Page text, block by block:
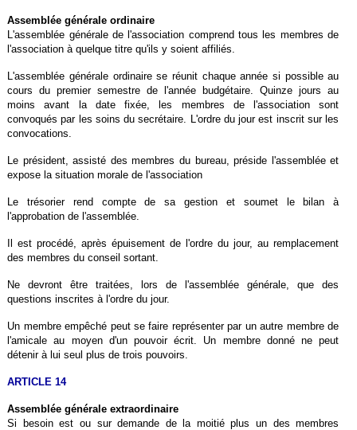
Assemblée générale ordinaire
L'assemblée générale de l'association comprend tous les membres de
l'association à quelque titre qu'ils y soient affiliés.
L'assemblée générale ordinaire se réunit chaque année si possible au
cours du premier semestre de l'année budgétaire. Quinze jours au
moins avant la date fixée, les membres de l'association sont
convoqués par les soins du secrétaire. L'ordre du jour est inscrit sur les
convocations.
Le président, assisté des membres du bureau, préside l'assemblée et
expose la situation morale de l'association
Le trésorier rend compte de sa gestion et soumet le bilan à
l'approbation de l'assemblée.
Il est procédé, après épuisement de l'ordre du jour, au remplacement
des membres du conseil sortant.
Ne devront être traitées, lors de l'assemblée générale, que des
questions inscrites à l'ordre du jour.
Un membre empêché peut se faire représenter par un autre membre de
l'amicale au moyen d'un pouvoir écrit. Un membre donné ne peut
détenir à lui seul plus de trois pouvoirs.
ARTICLE 14
Assemblée générale extraordinaire
Si besoin est ou sur demande de la moitié plus un des membres